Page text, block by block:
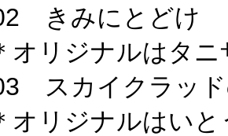
きみにとどけ
リジナルはタニ
スカイクラッ
リジナルはいと